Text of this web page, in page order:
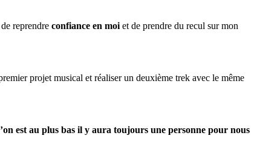
reprendre confiance en moi et de prendre du recul sur mon
projet musical et réaliser un deuxième trek avec le même
est au plus bas il y aura toujours une personne pour nous